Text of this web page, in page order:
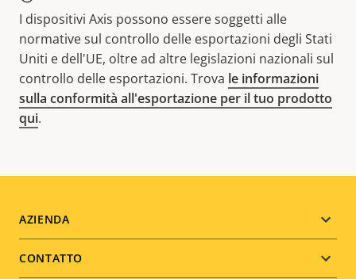
I dispositivi Axis possono essere soggetti alle
normative sul controllo delle esportazioni degli Stati
Uniti e dell'UE, oltre ad altre legislazioni nazionali sul
controllo delle esportazioni. Trova le informazioni
sulla conformità all'esportazione per il tuo prodotto
qui.
Footer
menu
AZIENDA
CONTATTO